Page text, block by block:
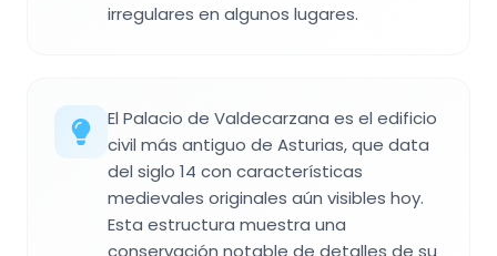
irregulares en algunos lugares.
El Palacio de Valdecarzana es el edificio
civil más antiguo de Asturias, que data
del siglo 14 con características
medievales originales aún visibles hoy.
Esta estructura muestra una
conservación notable de detalles de su